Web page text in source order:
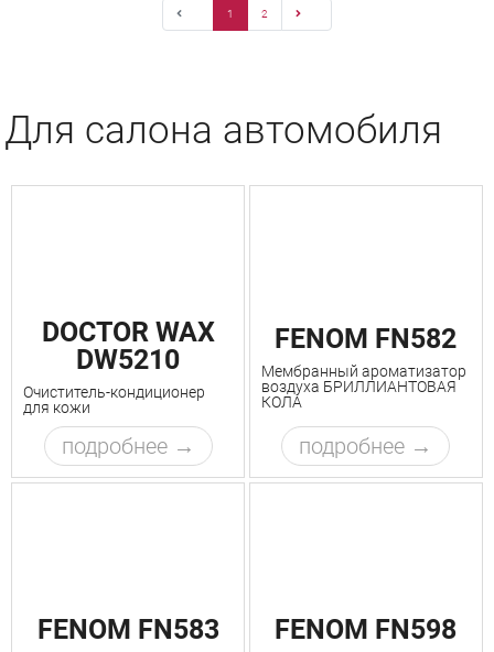
1 2
Для салона автомобиля
DOCTOR WAX
DW5210
Очиститель-кондиционер
для кожи
подробнее
FENOM FN582
Мембранный ароматизатор
воздуха БРИЛЛИАНТОВАЯ
КОЛА
подробнее
FENOM FN583 FENOM FN598